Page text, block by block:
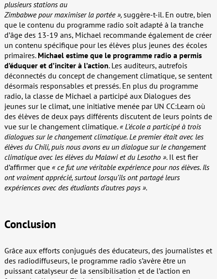
plusieurs stations au
Zimbabwe pour maximiser la portée », suggère-t-il. En outre, bien
que le contenu du programme radio soit adapté à la tranche
d’âge des 13-19 ans, Michael recommande également de créer
un contenu spécifique pour les élèves plus jeunes des écoles
primaires. Michael estime que le programme radio a permis
d’éduquer et d’inciter à l’action. Les auditeurs, autrefois
déconnectés du concept de changement climatique, se sentent
désormais responsables et pressés. En plus du programme
radio, la classe de Michael a participé aux Dialogues des
jeunes sur le climat, une initiative menée par UN CC:Learn où
des élèves de deux pays différents discutent de leurs points de
vue sur le changement climatique.« L’école a participé à trois
dialogues sur le changement climatique. Le premier était avec les
élèves du Chili, puis nous avons eu un dialogue sur le changement
climatique avec les élèves du Malawi et du Lesotho ». Il est fier
d’affirmer que « ce fut une véritable expérience pour nos élèves. Ils
ont vraiment apprécié, surtout lorsqu’ils ont partagé leurs
expériences avec des étudiants d’autres pays ».
Conclusion
Grâce aux efforts conjugués des éducateurs, des journalistes et
des radiodiffuseurs, le programme radio s’avère être un
puissant catalyseur de la sensibilisation et de l’action en